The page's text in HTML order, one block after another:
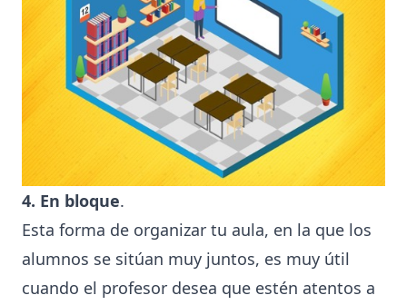
4. En bloque.
Esta forma de organizar tu aula, en la que los
alumnos se sitúan muy juntos, es muy útil
cuando el profesor desea que estén atentos a